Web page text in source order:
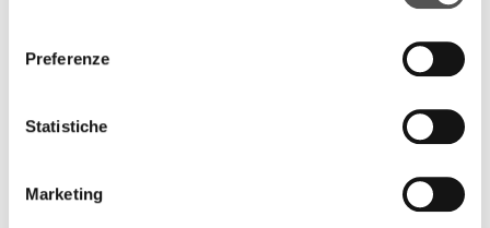
Preferenze
Statistiche
Marketing